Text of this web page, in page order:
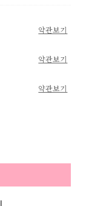
약관보기
약관보기
약관보기